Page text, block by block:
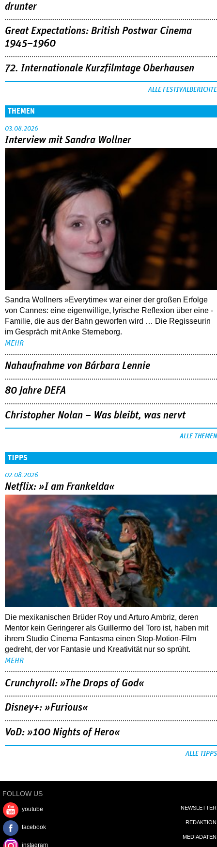
drunter
Great Expectations: British Postwar Cinema
1945–1960
72. Internationale Kurzfilmtage Oberhausen
ALLE FESTIVALBERICHTE
THEMEN
03.08.2026
Interview mit Sandra Wollner
Sandra Wollners »Everytime« war einer der großen Erfolge
von Cannes: eine eigenwillige, lyrische Reflexion über eine ­
Familie, die aus der Bahn geworfen wird … Die Regisseurin
im Gespräch mit Anke Sterneborg.
MEHR
Nahaufnahme von Bárbara Lennie
80 Jahre DEFA
Christopher Nolan – Was bleibt, was nervt
ALLE THEMEN
TIPPS
02.08.2026
Netflix: »I am Frankelda«
Die mexikanischen Brüder Roy und Arturo Ambriz, deren
Mentor kein Geringerer als Guillermo del Toro ist, haben mit
ihrem Studio Cinema Fantasma einen Stop-Motion-Film
gedreht, der vor Fantasie und Kreativität nur so sprüht.
MEHR
Crunchyroll: »The Drops of God«
Disney+: »Furious«
VoD: »100 Nights of Hero«
ALLE TIPPS
FOLLOW US
youtube
facebook
instagram
NEWSLETTER
REDAKTION
MEDIADATEN